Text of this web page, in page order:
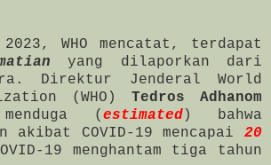
WHO mencatat, terdapat
yang dilaporkan dari
Direktur Jenderal World
(WHO) Tedros Adhanom
( estimated) bahwa
akibat COVID-19 mencapai 20
19 menghantam tiga tahun